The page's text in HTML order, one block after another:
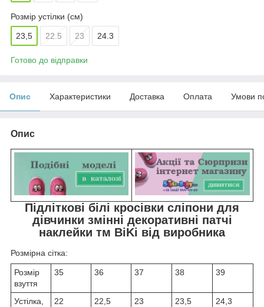
Розмір устілки (см)
23,5 22.5 23 24.3
Готово до відправки
Опис Характеристики Доставка Оплата Умови
Опис
Підліткові білі кросівки сліпони для
дівчинки змінні декоративні патчі
наклейки тм BiKi від виробника
Розмірна сітка:
Розмір
взуття
35 36 37 38 39
Устілка,
22 22,5 23 23,5 24,3